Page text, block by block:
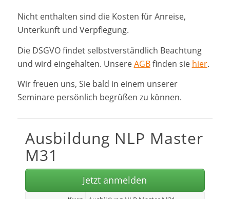
Nicht enthalten sind die Kosten für Anreise,
Unterkunft und Verpflegung.
Die DSGVO findet selbstverständlich Beachtung
und wird eingehalten. UnsereAGBfinden sie hier.
Wir freuen uns, Sie bald in einem unserer
Seminare persönlich begrüßen zu können.
Ausbildung NLP Master
M31
Jetzt anmelden